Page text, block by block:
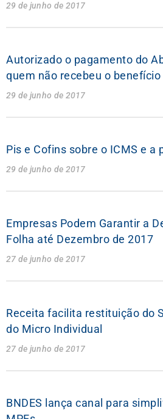
29 de junho de 2017
Autorizado o pagamento do
quem não recebeu o
29 de junho de 2017
Pis e Cofins sobre o ICMS e a
29 de junho de 2017
Empresas Podem Garantir a
Folha até Dezembro de 2017
27 de junho de 2017
Receita facilita restituição do
do Micro Individual
27 de junho de 2017
BNDES lança canal para